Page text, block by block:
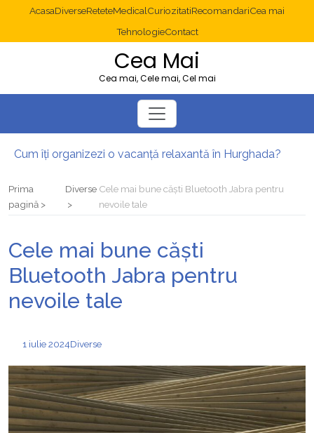
AcasaDiverseReteteMedicalCuriozitatiRecomandariCea mai
TehnologieContact
Cea Mai
Cea mai, Cele mai, Cel mai
Cum îți organizezi o vacanță relaxantă în Hurghada?
Multisite WordPress și Mastodon: cum gestionezi mai multe site-uri
Prima
pagină
Diverse Cele mai bune căști Bluetooth Jabra pentru
nevoile tale
Cele mai bune căști
Bluetooth Jabra pentru
nevoile tale
1 iulie 2024Diverse